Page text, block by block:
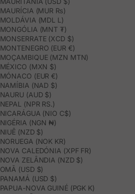
MAURÍCIA (MUR ₨)
MOLDÁVIA (MDL L)
MONGÓLIA (MNT ₮)
MONSERRATE (XCD $)
MONTENEGRO (EUR €)
MOÇAMBIQUE (MZN MTN)
MÉXICO (MXN $)
MÓNACO (EUR €)
NAMÍBIA (NAD $)
NAURU (AUD $)
NEPAL (NPR RS.)
NICARÁGUA (NIO C$)
NIGÉRIA (NGN ₦)
NIUÊ (NZD $)
NORUEGA (NOK KR)
NOVA CALEDÓNIA (XPF FR)
NOVA ZELÂNDIA (NZD $)
OMÃ (USD $)
PANAMÁ (USD $)
PAPUA-NOVA GUINÉ (PGK K)